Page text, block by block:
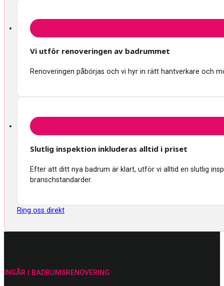
Vi utför renoveringen av badrummet
Renoveringen påbörjas och vi hyr in rätt hantverkare och
Slutlig inspektion inkluderas alltid i priset
Efter att ditt nya badrum är klart, utför vi alltid en slutlig
branschstandarder.
Ring oss direkt
INGÅR I BADRUMSRENOVERING